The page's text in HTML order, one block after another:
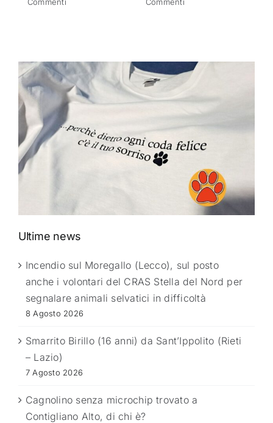
Ultime news
Incendio sul Moregallo (Lecco), sul posto
anche i volontari del CRAS Stella del Nord per
segnalare animali selvatici in difficoltà
8 Agosto 2026
Smarrito Birillo (16 anni) da Sant’Ippolito (Rieti
– Lazio)
7 Agosto 2026
Cagnolino senza microchip trovato a
Contigliano Alto, di chi è?